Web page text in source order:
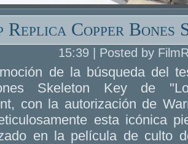
Replica Copper Bones
15:39 | Posted by
de la búsqueda del
Skeleton Key de
con la autorización de
esta icónica
en la película de culto